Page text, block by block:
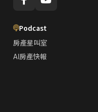
Podcast
房產星叫室
AI房產快報